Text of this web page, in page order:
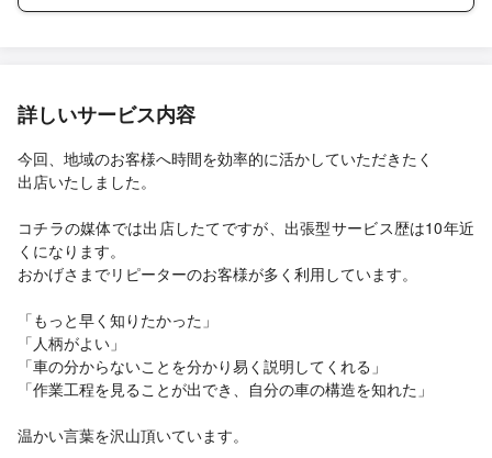
詳しいサービス内容
今回、地域のお客様へ時間を効率的に活かしていただきたく
出店いたしました。
コチラの媒体では出店したてですが、出張型サービス歴は10年近
くになります。
おかげさまでリピーターのお客様が多く利用しています。
「もっと早く知りたかった」
「人柄がよい」
「車の分からないことを分かり易く説明してくれる」
「作業工程を見ることが出でき、自分の車の構造を知れた」
温かい言葉を沢山頂いています。